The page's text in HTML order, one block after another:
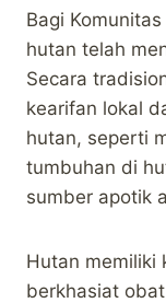
Bagi
hutan telah
Secara
kearifan lokal
hutan, seperti
tumbuhan di
sumber apotik
Hutan memiliki
berkhasiat